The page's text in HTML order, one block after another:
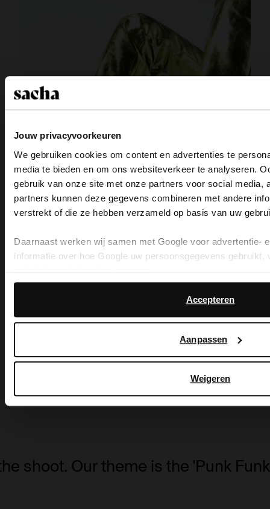
Jouw privacyvoorkeuren
We gebruiken cookies om content en advertenties te
media te bieden en om ons websiteverkeer te analyseren.
gebruik van onze site met onze partners voor social media,
partners kunnen deze gegevens combineren met andere
verstrekt of die ze hebben verzameld op basis van uw
Daarnaast werken wij samen met Google voor advertentie-
informatie over hoe Google uw persoonsgegevens gebruikt,
zakelijke veiligheid en privacy.
Accepteren
Aanpassen
Weigeren
STRAPPY SANDAL COLLECTION
Shop collectie
shoot. Our theme is the 'Punk
View this website in
switch to English?
Yes, switch to English No, stay